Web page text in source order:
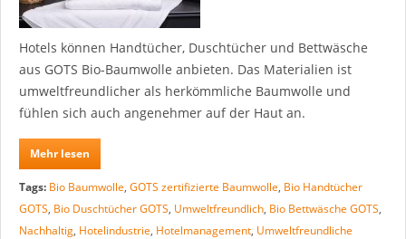
Hotels können Handtücher, Duschtücher und Bettwäsche
aus GOTS Bio-Baumwolle anbieten. Das Materialien ist
umweltfreundlicher als herkömmliche Baumwolle und
fühlen sich auch angenehmer auf der Haut an.
Mehr lesen
Tags: Bio Baumwolle, GOTS zertifizierte Baumwolle, Bio Handtücher
GOTS, Bio Duschtücher GOTS, Umweltfreundlich, Bio Bettwäsche GOTS,
Nachhaltig, Hotelindustrie, Hotelmanagement, Umweltfreundliche